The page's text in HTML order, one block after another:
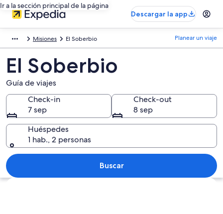
Ir a la sección principal de la página
Descargar la app
Misiones El Soberbio Planear un viaje
El Soberbio
Guía de viajes
Check-in
7 sep
Check-out
8 sep
Huéspedes
1 hab., 2 personas
Buscar
Explorar mapa